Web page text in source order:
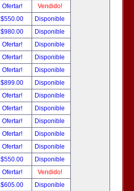
Ofertar!
Vendido!
$550.00
Disponible
$980.00
Disponible
Ofertar!
Disponible
Ofertar!
Disponible
Ofertar!
Disponible
$899.00
Disponible
Ofertar!
Disponible
Ofertar!
Disponible
Ofertar!
Disponible
Ofertar!
Disponible
Ofertar!
Disponible
$550.00
Disponible
Ofertar!
Vendido!
$605.00
Disponible